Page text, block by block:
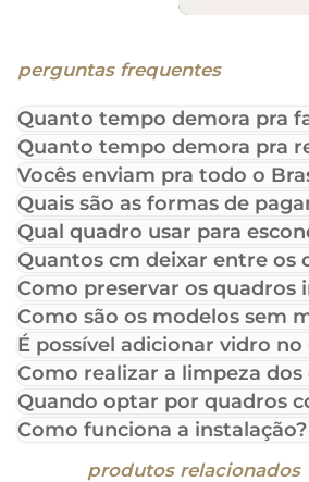
perguntas frequentes
Quanto tempo demora pra
Quanto tempo demora pra
Vocês enviam pra todo o
Quais são as formas de
Qual quadro usar para
Quantos cm deixar entre os
Como preservar os quadros
Como são os modelos sem
É possível adicionar vidro no
Como realizar a limpeza dos
Quando optar por quadros
Como funciona a instalação?
produtos relacionados